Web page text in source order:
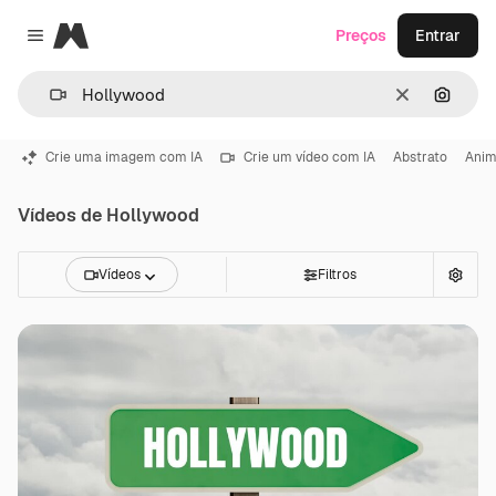
Close menu
Magnific
Limpar
Preços Entrar
Crie uma imagem com IA Crie um vídeo com IA Abstrato
Vídeos de Hollywood
Vídeos Filtros